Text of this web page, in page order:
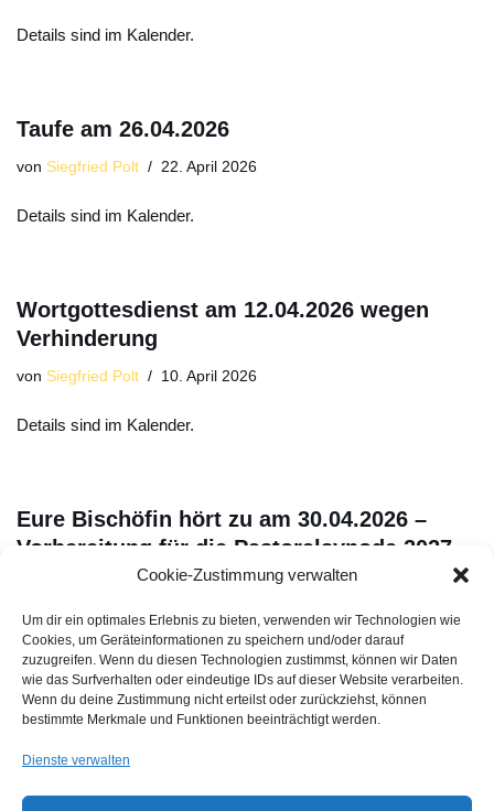
Cookie-Zustimmung verwalten
Um dir ein optimales Erlebnis zu bieten, verwenden wir Technologien wie
Cookies, um Geräteinformationen zu speichern und/oder darauf
zuzugreifen. Wenn du diesen Technologien zustimmst, können wir Daten
wie das Surfverhalten oder eindeutige IDs auf dieser Website verarbeiten.
Wenn du deine Zustimmung nicht erteilst oder zurückziehst, können
bestimmte Merkmale und Funktionen beeinträchtigt werden.
Dienste verwalten
Details sind im Kalender.
Taufe am 26.04.2026
von Siegfried Polt 22. April 2026
Details sind im Kalender.
Wortgottesdienst am 12.04.2026 wegen
Verhinderung
von Siegfried Polt 10. April 2026
Details sind im Kalender.
Eure Bischöfin hört zu am 30.04.2026 –
Vorbereitung für die Pastoralsynode 2027
9. April 2026
Unsere Bischöfin Maria Kubin besucht uns im Gemeindeheim.
Details sind im Kalender.